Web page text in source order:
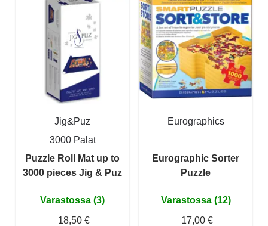
Jig&Puz
3000 Palat
Puzzle Roll Mat up to
3000 pieces Jig & Puz
Varastossa (3)
18,50 €
Eurographics
Eurographic Sorter
Puzzle
Varastossa (12)
17,00 €